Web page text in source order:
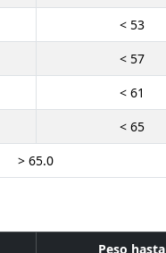
< 53
< 57
< 61
< 65
> 65.0
Peso hasta